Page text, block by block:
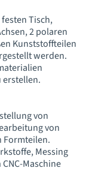
Tisch,
2 polaren
Kunststoffteilen
werden.
erstellen.
von
von
Messing
Maschine